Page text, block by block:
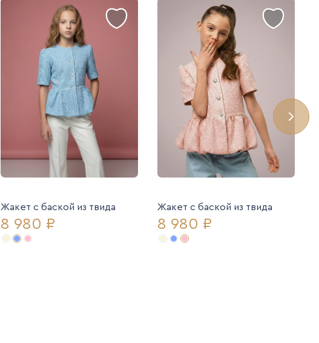
Жакет с баской из твида
8 980 ₽
Жакет с баской из твида
8 980 ₽